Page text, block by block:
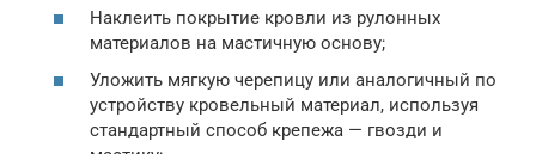
Наклеить покрытие кровли из рулонных
материалов на мастичную основу;
Уложить мягкую черепицу или аналогичный по
устройству кровельный материал, используя
стандартный способ крепежа — гвозди и